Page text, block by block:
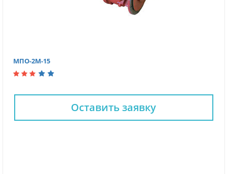
МПО-2М-15
Оставить заявку